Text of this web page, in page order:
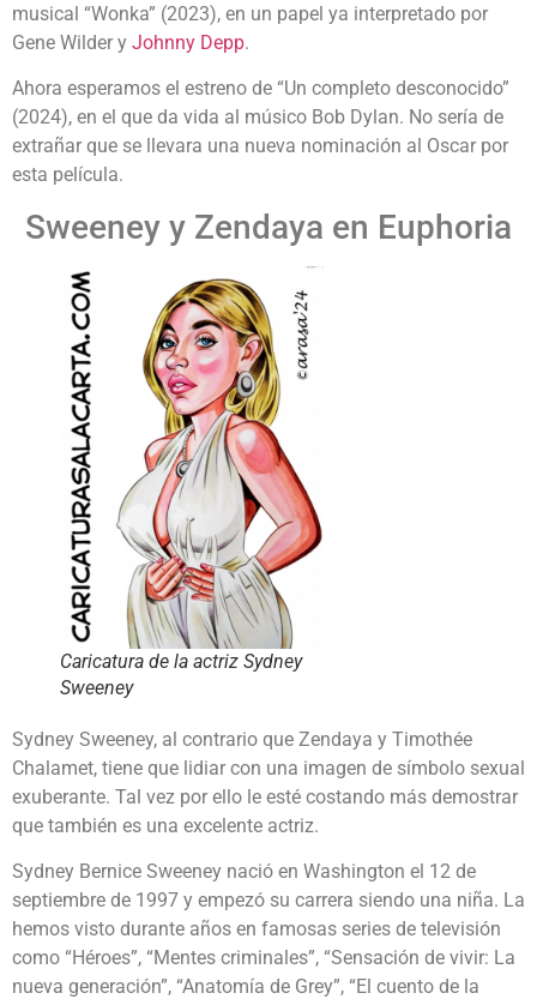
musical “Wonka” (2023), en un papel ya interpretado por
Gene Wilder y Johnny Depp.
Ahora esperamos el estreno de “Un completo desconocido”
(2024), en el que da vida al músico Bob Dylan. No sería de
extrañar que se llevara una nueva nominación al Oscar por
esta película.
Sweeney y Zendaya en Euphoria
Caricatura de la actriz Sydney
Sweeney
Sydney Sweeney, al contrario que Zendaya y Timothée
Chalamet, tiene que lidiar con una imagen de símbolo sexual
exuberante. Tal vez por ello le esté costando más demostrar
que también es una excelente actriz.
Sydney Bernice Sweeney nació en Washington el 12 de
septiembre de 1997 y empezó su carrera siendo una niña. La
hemos visto durante años en famosas series de televisión
como “Héroes”, “Mentes criminales”, “Sensación de vivir: La
nueva generación”, “Anatomía de Grey”, “El cuento de la